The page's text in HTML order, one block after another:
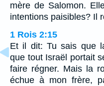
mère de Salomon.
intentions paisibles? Il
1 Rois 2:15
Et il dit: Tu sais que
que tout Israël portait
faire régner. Mais la
échue à mon frère,